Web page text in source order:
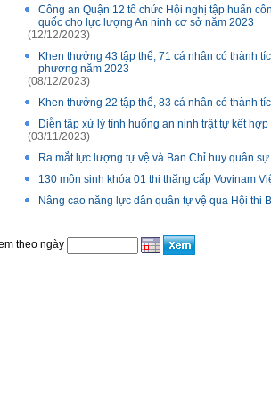
Công an Quận 12 tổ chức Hội nghị tập huấn
quốc cho lực lượng An ninh cơ sở năm 2023
(12/12/2023)
Khen thưởng 43 tập thể, 71 cá nhân có thành
phương năm 2023
(08/12/2023)
Khen thưởng 22 tập thể, 83 cá nhân có thành
Diễn tập xử lý tình huống an ninh trật tự kết
(03/11/2023)
Ra mắt lực lượng tự vệ và Ban Chỉ huy quân
130 môn sinh khóa 01 thi thăng cấp Vovinam
Nâng cao năng lực dân quân tự vệ qua Hội thi
theo ngày